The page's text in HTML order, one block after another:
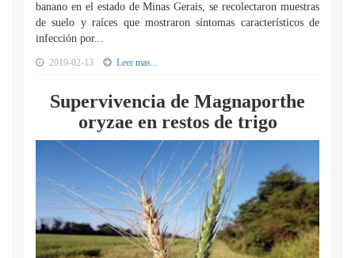
banano en el estado de Minas Gerais, se recolectaron muestras
de suelo y raíces que mostraron síntomas característicos de
infección por...
2019-02-13 Leer mas...
Supervivencia de Magnaporthe
oryzae en restos de trigo